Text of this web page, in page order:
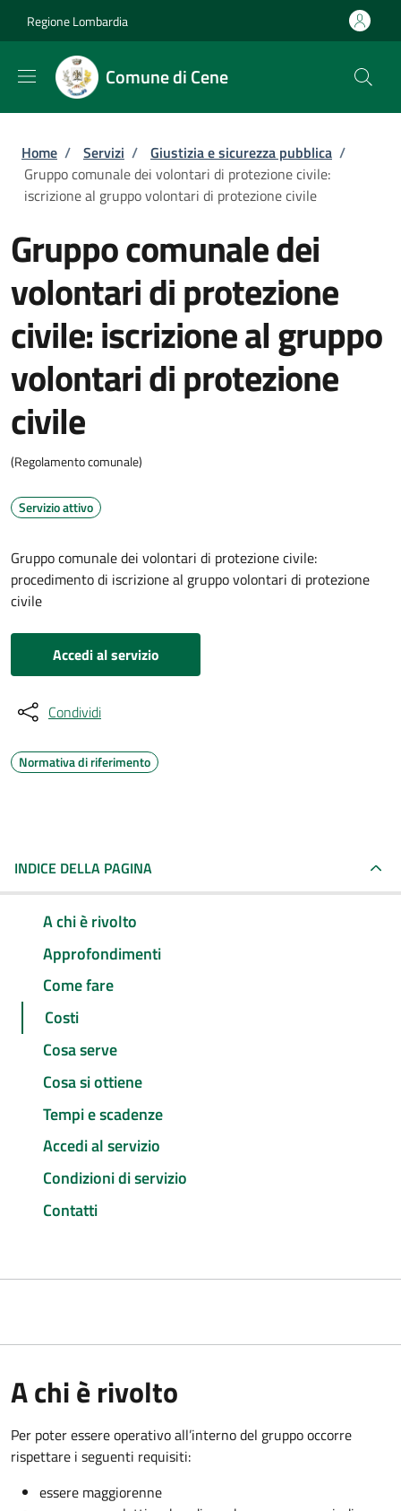
Regione Lombardia
Comune di Cene
Briciole di pane
Home / Servizi / Giustizia e sicurezza pubblica /
Gruppo comunale dei volontari di protezione civile:
iscrizione al gruppo volontari di protezione civile
Gruppo comunale dei
volontari di protezione
civile: iscrizione al gruppo
volontari di protezione
civile
(Regolamento comunale)
Servizio attivo
Gruppo comunale dei volontari di protezione civile:
procedimento di iscrizione al gruppo volontari di protezione
civile
Accedi al servizio
Condividi
Normativa di riferimento
INDICE DELLA PAGINA
A chi è rivolto
Approfondimenti
Come fare
Costi
Cosa serve
Cosa si ottiene
Tempi e scadenze
Accedi al servizio
Condizioni di servizio
Contatti
A chi è rivolto
Per poter essere operativo all’interno del gruppo occorre
rispettare i seguenti requisiti:
essere maggiorenne